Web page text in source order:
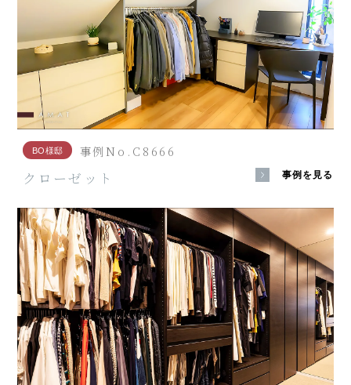
BO様邸 事例No.C8666
クローゼット 事例を見る